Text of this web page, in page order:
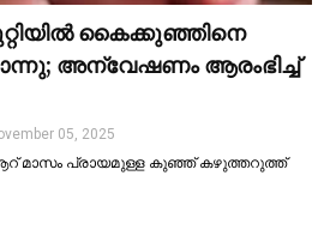
കൈക്കുഞ്ഞിനെ
അന്വേഷണം ആരംഭിച്ച്‌
05, 2025
ആറ് മാസം പ്രായമുള്ള കുഞ്ഞ് കഴുത്തറുത്ത്